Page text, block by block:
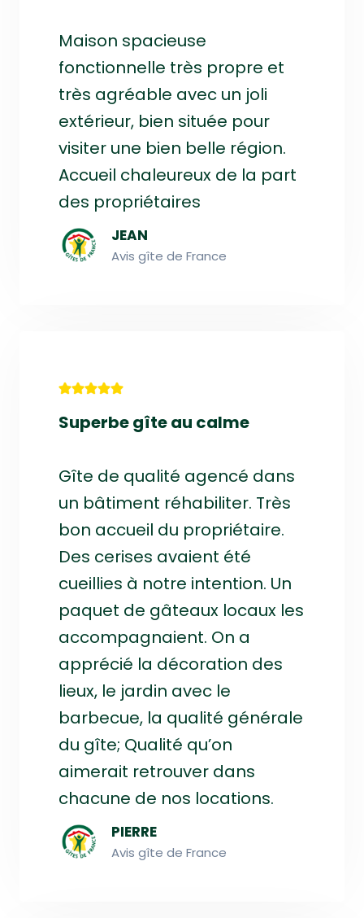
Maison spacieuse
fonctionnelle très propre et
très agréable avec un joli
extérieur, bien située pour
visiter une bien belle région.
Accueil chaleureux de la part
des propriétaires
JEAN
Avis gîte de France
Superbe gîte au calme
Gîte de qualité agencé dans
un bâtiment réhabiliter. Très
bon accueil du propriétaire.
Des cerises avaient été
cueillies à notre intention. Un
paquet de gâteaux locaux les
accompagnaient. On a
apprécié la décoration des
lieux, le jardin avec le
barbecue, la qualité générale
du gîte; Qualité qu’on
aimerait retrouver dans
chacune de nos locations.
PIERRE
Avis gîte de France